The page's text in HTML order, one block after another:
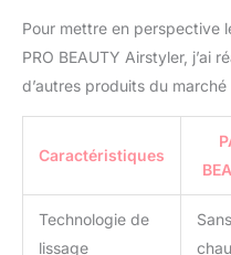
Pour mettre en perspective
PRO BEAUTY Airstyler, j’ai
d’autres produits du marché
Caractéristiques
Technologie de
lissage